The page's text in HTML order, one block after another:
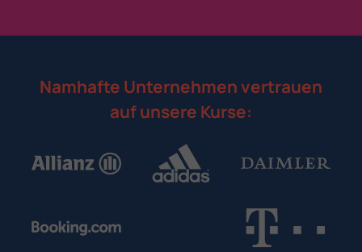
Namhafte Unternehmen vertrauen
auf unsere Kurse: